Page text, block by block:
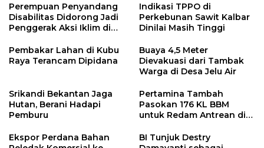
Perempuan Penyandang
Disabilitas Didorong Jadi
Penggerak Aksi Iklim di
Indikasi TPPO di
Perkebunan Sawit Kalbar
Dinilai Masih Tinggi
Pembakar Lahan di Kubu
Raya Terancam Dipidana
Buaya 4,5 Meter
Dievakuasi dari Tambak
Warga di Desa Jelu Air
Srikandi Bekantan Jaga
Hutan, Berani Hadapi
Pemburu
Pertamina Tambah
Pasokan 176 KL BBM
untuk Redam Antrean di
Ekspor Perdana Bahan
BI Tunjuk Destry